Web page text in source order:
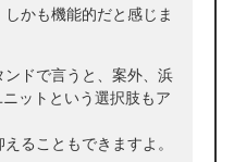
かも機能的だと感じま
ドで言うと、案外、浜
ットという選択肢もア
ることもできますよ。